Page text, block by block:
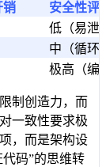
销
安全性评
低（易泄
中（循环
极高（编
制创造力，而
一致性要求极
，而是架构设
码”的思维转